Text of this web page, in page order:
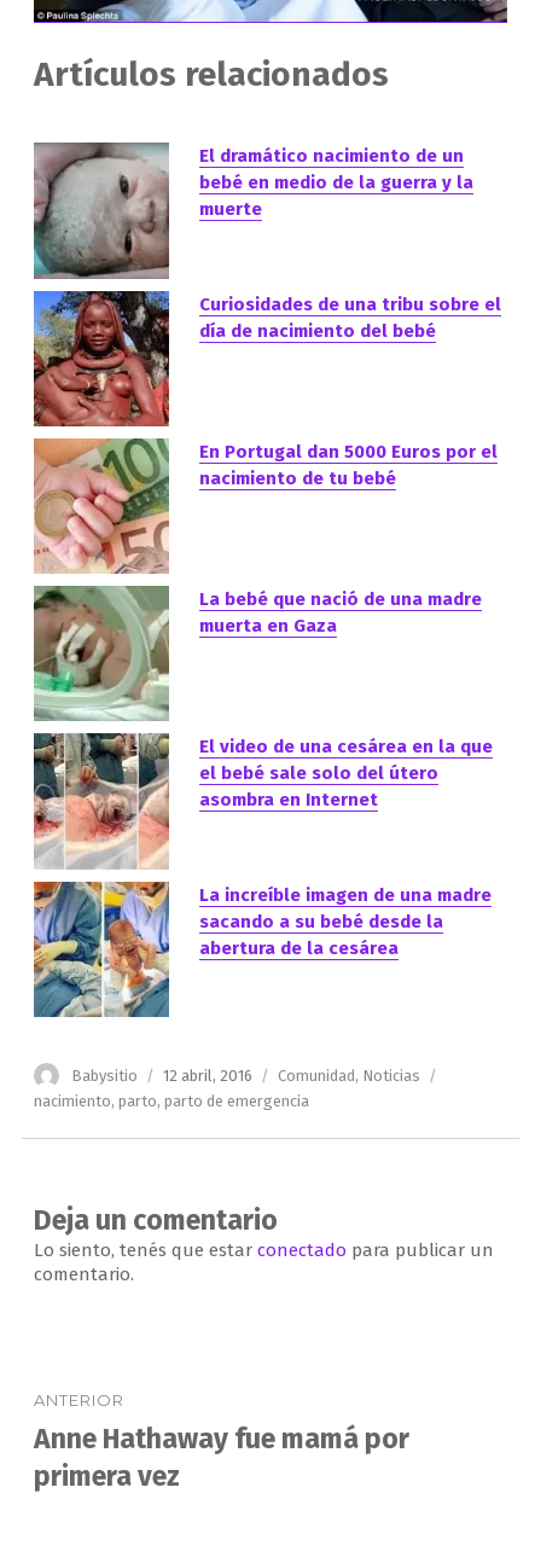
Artículos relacionados
El dramático nacimiento de un
bebé en medio de la guerra y la
muerte
Curiosidades de una tribu sobre el
día de nacimiento del bebé
En Portugal dan 5000 Euros por el
nacimiento de tu bebé
La bebé que nació de una madre
muerta en Gaza
El video de una cesárea en la que
el bebé sale solo del útero
asombra en Internet
La increíble imagen de una madre
sacando a su bebé desde la
abertura de la cesárea
Autor
Babysitio
Publicado
el
12 abril, 2016 Categorías
Comunidad, Noticias
nacimiento, parto, parto de emergencia
Deja un comentario
Lo siento, tenés que estar conectado para publicar un
comentario.
de
entradas
ANTERIOR
Entrada
anterior:
Anne Hathaway fue mamá por
primera vez